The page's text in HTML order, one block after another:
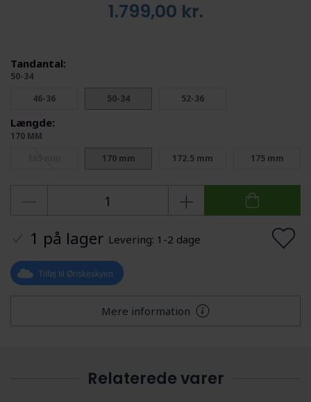
1.799,00 kr.
Tandantal:
50-34
46-36
50-34 52-36
Længde:
170 MM
170 mm 172.5 mm 175 mm
1 på lager Levering: 1-2 dage
Tilføj til Ønskeskyen
Mere information
Relaterede varer